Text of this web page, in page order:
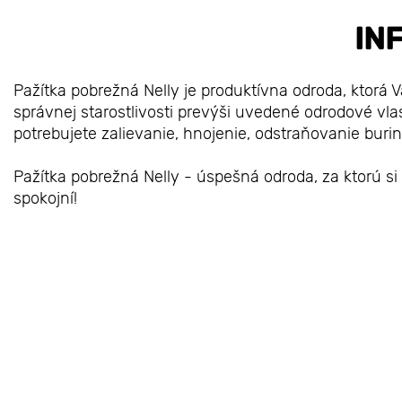
Pažítka pobrežná Nelly je produktívna odroda,
správnej starostlivosti prevýši uvedené odrodové
potrebujete zalievanie, hnojenie, odstraňovanie
Pažítka pobrežná Nelly - úspešná odroda, za ktorú
spokojní!